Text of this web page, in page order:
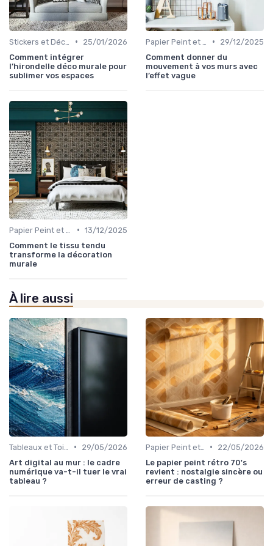
•
25/01/2026
Comment intégrer
l’hirondelle déco murale pour
sublimer vos espaces
•
29/12/2025
Comment donner du
mouvement à vos murs avec
l’effet vague
• 13/12/2025
Comment le tissu tendu
transforme la décoration
murale
À lire aussi
•
29/05/2026
Art digital au mur : le cadre
numérique va-t-il tuer le vrai
tableau ?
•
22/05/2026
Le papier peint rétro 70's
revient : nostalgie sincère ou
erreur de casting ?